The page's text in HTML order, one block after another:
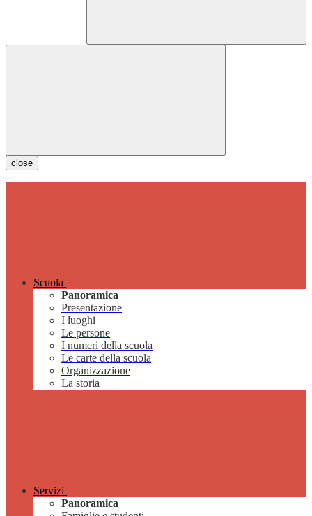
close
Scuola
Panoramica
Presentazione
I luoghi
Le persone
I numeri della scuola
Le carte della scuola
Organizzazione
La storia
Servizi
Panoramica